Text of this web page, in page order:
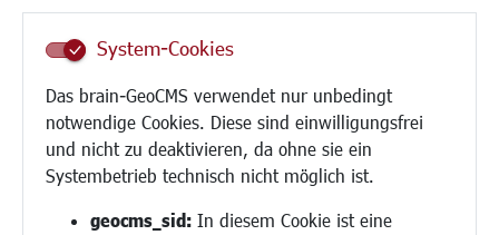
System-Cookies
Das brain-GeoCMS verwendet nur unbedingt
notwendige Cookies. Diese sind einwilligungsfrei
und nicht zu deaktivieren, da ohne sie ein
Systembetrieb technisch nicht möglich ist.
geocms_sid: In diesem Cookie ist eine
Schule
Demokratie leben
Ukrainehilfe
Hilfe für Geflüchtete
Religion